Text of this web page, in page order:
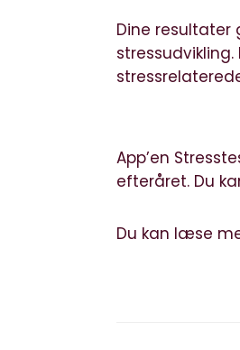
Dine resultater
App’en
efteråret. Du
Du kan læse